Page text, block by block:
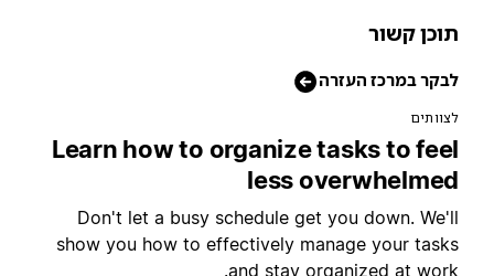
קשור
במרכז העזרה
Learn how to organize tasks to
less
Don't let a busy schedule get you down.
show you how to effectively manage your
and stay organized at